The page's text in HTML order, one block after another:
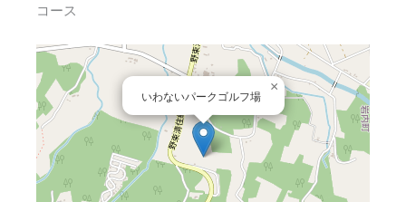
コース
いわないパークゴルフ場
×